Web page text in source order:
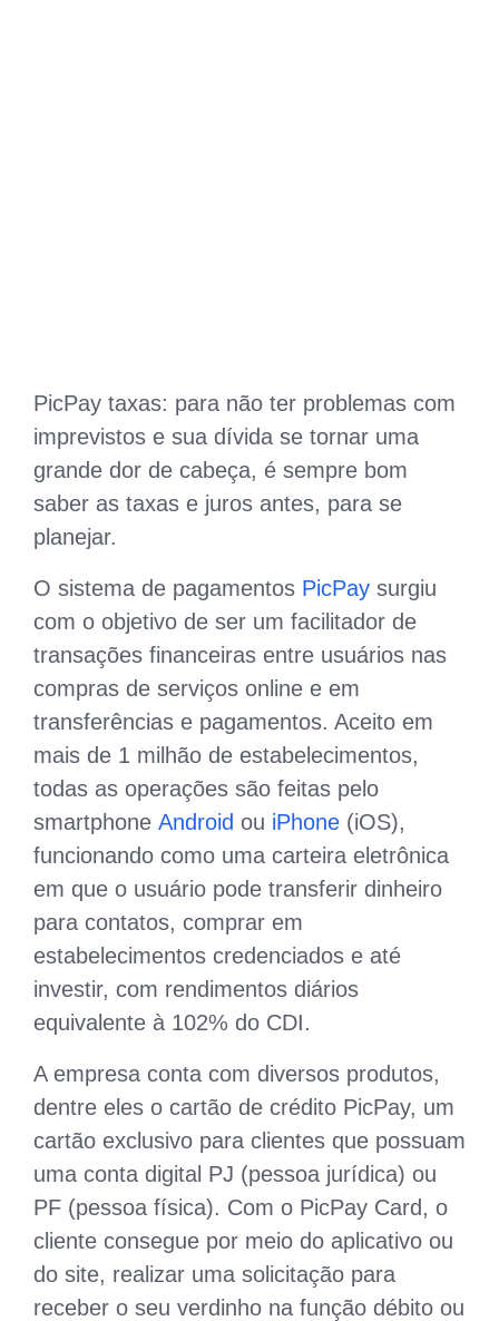
PicPay taxas: para não ter problemas com
imprevistos e sua dívida se tornar uma
grande dor de cabeça, é sempre bom
saber as taxas e juros antes, para se
planejar.
O sistema de pagamentos PicPay surgiu
com o objetivo de ser um facilitador de
transações financeiras entre usuários nas
compras de serviços online e em
transferências e pagamentos. Aceito em
mais de 1 milhão de estabelecimentos,
todas as operações são feitas pelo
smartphone Android ou iPhone (iOS),
funcionando como uma carteira eletrônica
em que o usuário pode transferir dinheiro
para contatos, comprar em
estabelecimentos credenciados e até
investir, com rendimentos diários
equivalente à 102% do CDI.
A empresa conta com diversos produtos,
dentre eles o cartão de crédito PicPay, um
cartão exclusivo para clientes que possuam
uma conta digital PJ (pessoa jurídica) ou
PF (pessoa física). Com o PicPay Card, o
cliente consegue por meio do aplicativo ou
do site, realizar uma solicitação para
receber o seu verdinho na função débito ou